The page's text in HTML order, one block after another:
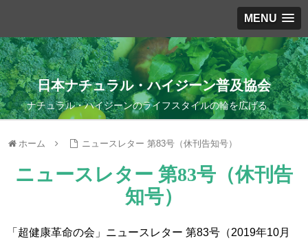
MENU
日本ナチュラル・ハイジーン普及協会
ナチュラル・ハイジーンのライフスタイルの輪を広げる
ホーム ニュースレター 第83号（休刊告知号）
ニュースレター 第83号（休刊告
知号）
「超健康革命の会」ニュースレター 第83号（2019年10月